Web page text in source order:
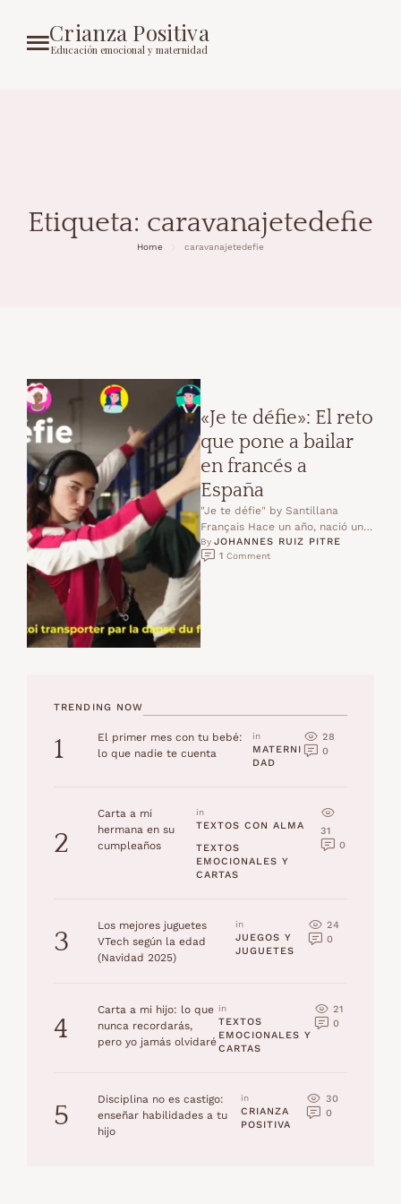
Crianza Positiva
Educación emocional y maternidad
Etiqueta: caravanajetedefie
Home caravanajetedefie
«Je te défie»: El reto
que pone a bailar
en francés a
España
"Je te défie" by Santillana
Français Hace un año, nació un
desafío con un propósito claro:
despertar el …
By JOHANNES RUIZ PITRE
1 Comment
TRENDING NOW
1
El primer mes con tu bebé:
lo que nadie te cuenta
in
MATERNI
DAD
28
0
2
Carta a mi
hermana en su
cumpleaños
in
TEXTOS CON ALMA
TEXTOS
EMOCIONALES Y
CARTAS
31
0
3
Los mejores juguetes
VTech según la edad
(Navidad 2025)
in
JUEGOS Y
JUGUETES
24
0
4
Carta a mi hijo: lo que
nunca recordarás,
pero yo jamás olvidaré
in
TEXTOS
EMOCIONALES Y
CARTAS
21
0
5
Disciplina no es castigo:
enseñar habilidades a tu
hijo
in
CRIANZA
POSITIVA
30
0